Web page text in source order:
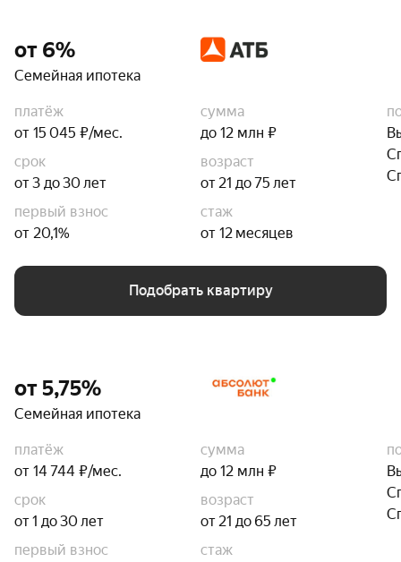
от 6%
Семейная ипотека
платёж
от 15 045 ₽/мес.
сумма
до 12 млн ₽
срок
от 3 до 30 лет
возраст
от 21 до 75 лет
первый взнос
от 20,1%
стаж
от 12 месяцев
Подобрать квартиру
от 5,75%
Семейная ипотека
платёж
от 14 744 ₽/мес.
сумма
до 12 млн ₽
срок
от 1 до 30 лет
возраст
от 21 до 65 лет
первый взнос
стаж